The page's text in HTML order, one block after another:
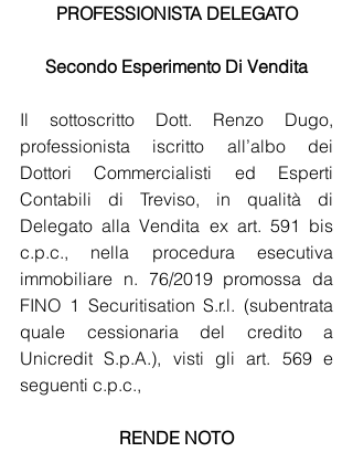
PROFESSIONISTA DELEGATO
Secondo Esperimento Di Vendita
Il sottoscritto Dott. Renzo Dugo,
professionista iscritto all’albo dei
Dottori Commercialisti ed Esperti
Contabili di Treviso, in qualità di
Delegato alla Vendita ex art. 591 bis
c.p.c., nella procedura esecutiva
immobiliare n. 76/2019 promossa da
FINO 1 Securitisation S.r.l. (subentrata
quale cessionaria del credito a
Unicredit S.p.A.), visti gli art. 569 e
seguenti c.p.c.,
RENDE NOTO